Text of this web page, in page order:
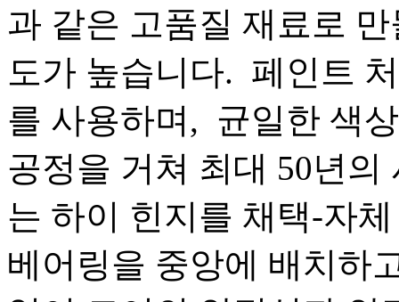
과 같은 고품질 재료로
도가 높습니다. ‌ 페인트
를 사용하며, ‌ 균일한 색
공정을 거쳐 최대 50년
는 하이 힌지를 채택-자
베어링을 중앙에 배치하